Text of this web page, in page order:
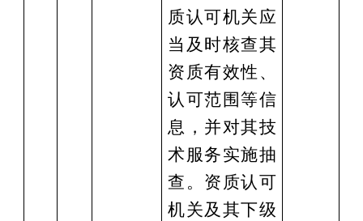
质认可机关应
当及时核查其
资质有效性、
认可范围等信
息，并对其技
术服务实施抽
查。资质认可
机关及其下级